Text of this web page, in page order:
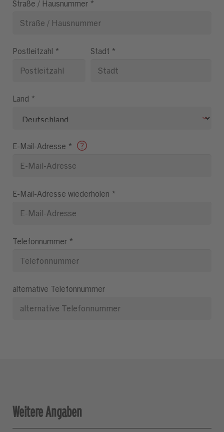
Straße / Hausnummer *
Postleitzahl * Stadt *
Land *
E-Mail-Adresse *
E-Mail-Adresse wiederholen *
Telefonnummer *
alternative Telefonnummer
Weitere Angaben